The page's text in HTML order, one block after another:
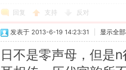
回复 支持 反对
发表于 2013-6-19 14:23:31 显示全
日不是零声母，但是